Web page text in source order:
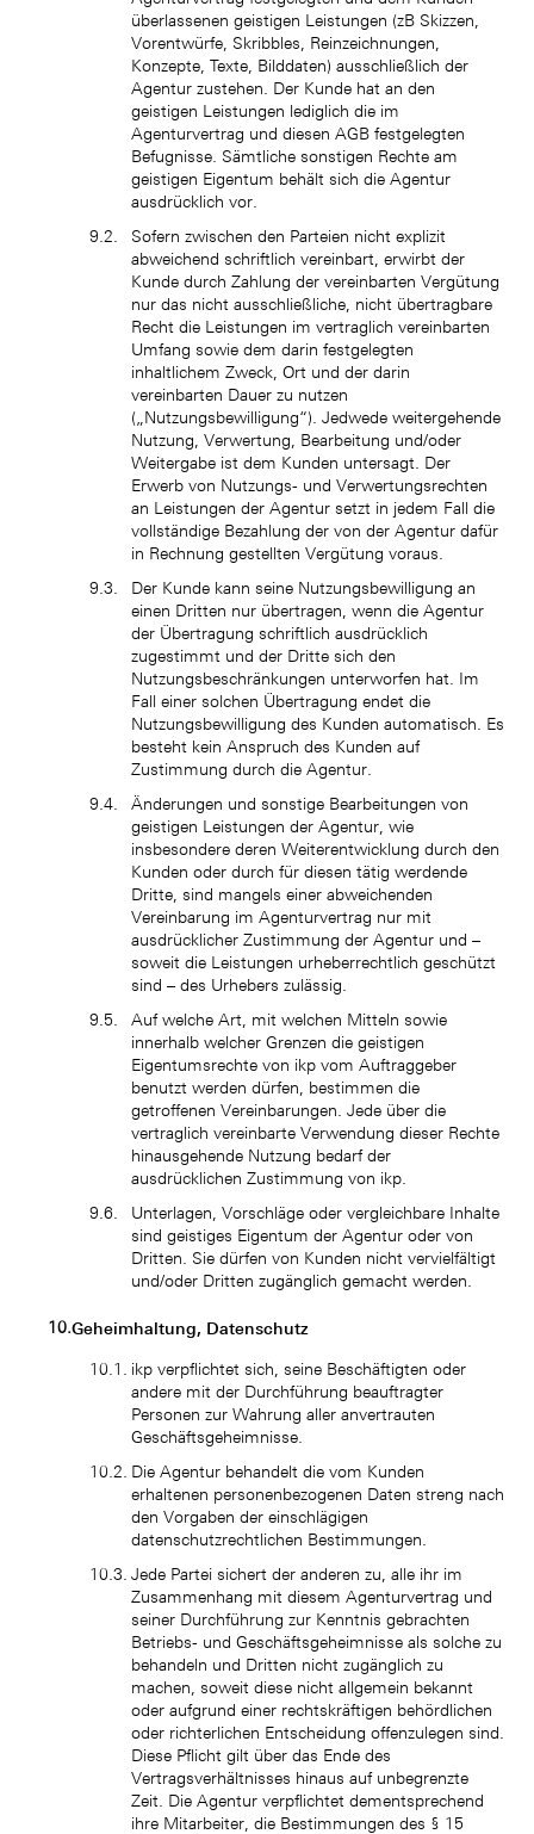
überlassenen geistigen Leistungen (zB Skizzen,
Vorentwürfe, Skribbles, Reinzeichnungen,
Konzepte, Texte, Bilddaten) ausschließlich der
Agentur zustehen. Der Kunde hat an den
geistigen Leistungen lediglich die im
Agenturvertrag und diesen AGB festgelegten
Befugnisse. Sämtliche sonstigen Rechte am
geistigen Eigentum behält sich die Agentur
ausdrücklich vor.
Sofern zwischen den Parteien nicht explizit
abweichend schriftlich vereinbart, erwirbt der
Kunde durch Zahlung der vereinbarten Vergütung
nur das nicht ausschließliche, nicht übertragbare
Recht die Leistungen im vertraglich vereinbarten
Umfang sowie dem darin festgelegten
inhaltlichem Zweck, Ort und der darin
vereinbarten Dauer zu nutzen
(„Nutzungsbewilligung“). Jedwede weitergehende
Nutzung, Verwertung, Bearbeitung und/oder
Weitergabe ist dem Kunden untersagt. Der
Erwerb von Nutzungs- und Verwertungsrechten
an Leistungen der Agentur setzt in jedem Fall die
vollständige Bezahlung der von der Agentur dafür
in Rechnung gestellten Vergütung voraus.
Der Kunde kann seine Nutzungsbewilligung an
einen Dritten nur übertragen, wenn die Agentur
der Übertragung schriftlich ausdrücklich
zugestimmt und der Dritte sich den
Nutzungsbeschränkungen unterworfen hat. Im
Fall einer solchen Übertragung endet die
Nutzungsbewilligung des Kunden automatisch. Es
besteht kein Anspruch des Kunden auf
Zustimmung durch die Agentur.
Änderungen und sonstige Bearbeitungen von
geistigen Leistungen der Agentur, wie
insbesondere deren Weiterentwicklung durch den
Kunden oder durch für diesen tätig werdende
Dritte, sind mangels einer abweichenden
Vereinbarung im Agenturvertrag nur mit
ausdrücklicher Zustimmung der Agentur und –
soweit die Leistungen urheberrechtlich geschützt
sind – des Urhebers zulässig.
Auf welche Art, mit welchen Mitteln sowie
innerhalb welcher Grenzen die geistigen
Eigentumsrechte von ikp vom Auftraggeber
benutzt werden dürfen, bestimmen die
getroffenen Vereinbarungen. Jede über die
vertraglich vereinbarte Verwendung dieser Rechte
hinausgehende Nutzung bedarf der
ausdrücklichen Zustimmung von ikp.
Unterlagen, Vorschläge oder vergleichbare Inhalte
sind geistiges Eigentum der Agentur oder von
Dritten. Sie dürfen von Kunden nicht vervielfältigt
und/oder Dritten zugänglich gemacht werden.
Geheimhaltung, Datenschutz
ikp verpflichtet sich, seine Beschäftigten oder
andere mit der Durchführung beauftragter
Personen zur Wahrung aller anvertrauten
Geschäftsgeheimnisse.
Die Agentur behandelt die vom Kunden
erhaltenen personenbezogenen Daten streng nach
den Vorgaben der einschlägigen
datenschutzrechtlichen Bestimmungen.
Jede Partei sichert der anderen zu, alle ihr im
Zusammenhang mit diesem Agenturvertrag und
seiner Durchführung zur Kenntnis gebrachten
Betriebs- und Geschäftsgeheimnisse als solche zu
behandeln und Dritten nicht zugänglich zu
machen, soweit diese nicht allgemein bekannt
oder aufgrund einer rechtskräftigen behördlichen
oder richterlichen Entscheidung offenzulegen sind.
Diese Pflicht gilt über das Ende des
Vertragsverhältnisses hinaus auf unbegrenzte
Zeit. Die Agentur verpflichtet dementsprechend
ihre Mitarbeiter, die Bestimmungen des § 15